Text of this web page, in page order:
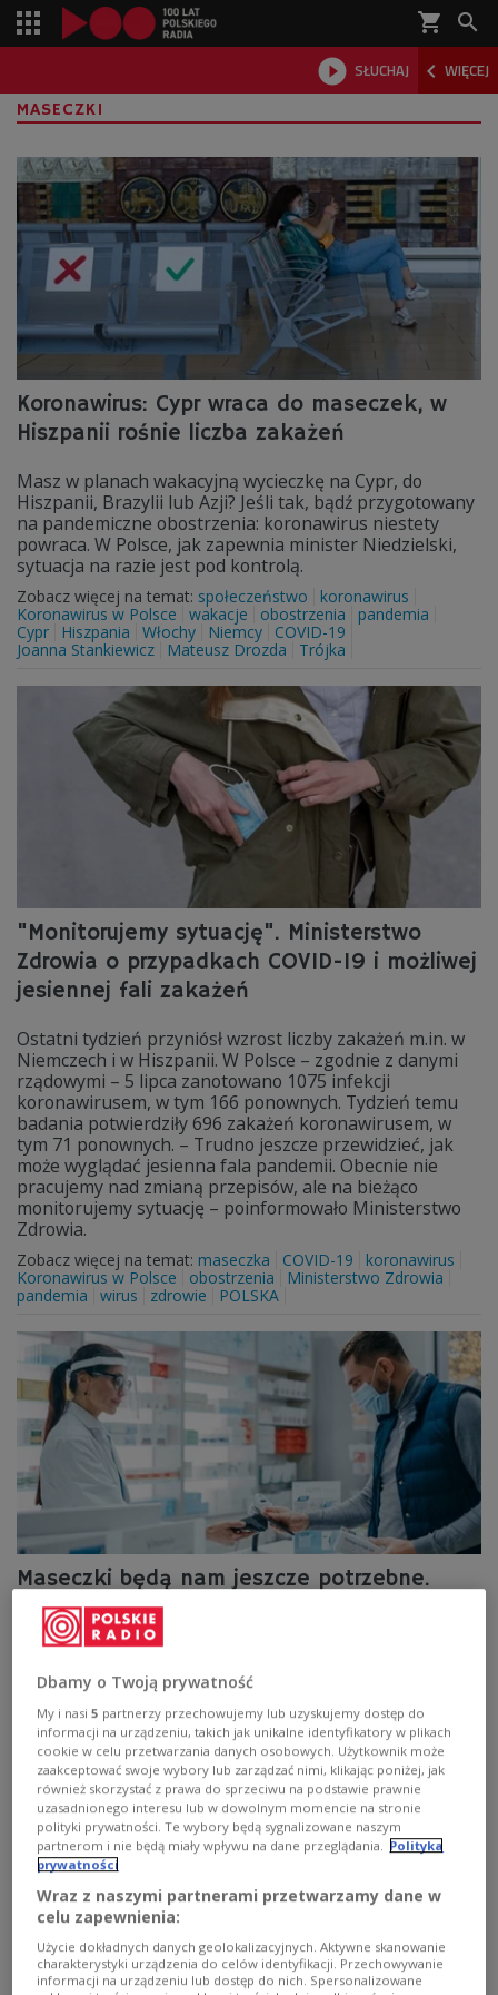
shopping_cart 
 SŁUCHAJ  WIĘCEJ

MASECZKI
Koronawirus: Cypr wraca do maseczek, w
Hiszpanii rośnie liczba zakażeń
Masz w planach wakacyjną wycieczkę na Cypr, do
Hiszpanii, Brazylii lub Azji? Jeśli tak, bądź przygotowany
na pandemiczne obostrzenia: koronawirus niestety
powraca. W Polsce, jak zapewnia minister Niedzielski,
sytuacja na razie jest pod kontrolą.
Zobacz więcej na temat: społeczeństwo
koronawirus
Koronawirus w Polsce
wakacje obostrzenia
pandemia
Cypr
Hiszpania Włochy Niemcy
COVID-19
Joanna Stankiewicz
Mateusz Drozda Trójka
"Monitorujemy sytuację". Ministerstwo
Zdrowia o przypadkach COVID-19 i możliwej
jesiennej fali zakażeń
Ostatni tydzień przyniósł wzrost liczby zakażeń m.in. w
Niemczech i w Hiszpanii. W Polsce – zgodnie z danymi
rządowymi – 5 lipca zanotowano 1075 infekcji
koronawirusem, w tym 166 ponownych. Tydzień temu
badania potwierdziły 696 zakażeń koronawirusem, w
tym 71 ponownych. – Trudno jeszcze przewidzieć, jak
może wyglądać jesienna fala pandemii. Obecnie nie
pracujemy nad zmianą przepisów, ale na bieżąco
monitorujemy sytuację – poinformowało Ministerstwo
Zdrowia.
Zobacz więcej na temat: maseczka COVID-19
koronawirus
Koronawirus w Polsce
obostrzenia
Ministerstwo Zdrowia
pandemia
wirus zdrowie POLSKA
Maseczki będą nam jeszcze potrzebne.
Jest projekt nowego rozporządzenia
Na stronach Rządowego Centrum Legislacji
opublikowano projekt nowego rozporządzenia Rady
Ministrów w sprawie ustanowienia określonych
ograniczeń, nakazów i zakazów w związku z
wystąpieniem stanu epidemii.
Zobacz więcej na temat:POLSKA Koronawirus w Polsce
COVID-19
polityka
Dbamy o Twoją prywatność
My i nasi5 partnerzy przechowujemy lub uzyskujemy dostęp do
informacji na urządzeniu, takich jak unikalne identyfikatory w plikach
cookie w celu przetwarzania danych osobowych. Użytkownik może
zaakceptować swoje wybory lub zarządzać nimi, klikając poniżej, jak
również skorzystać z prawa do sprzeciwu na podstawie prawnie
uzasadnionego interesu lub w dowolnym momencie na stronie
polityki prywatności. Te wybory będą sygnalizowane naszym
partnerom i nie będą miały wpływu na dane przeglądania. Polityka
prywatności
Wraz z naszymi partnerami przetwarzamy dane w
celu zapewnienia:
Użycie dokładnych danych geolokalizacyjnych. Aktywne skanowanie
charakterystyki urządzenia do celów identyfikacji. Przechowywanie
informacji na urządzeniu lub dostęp do nich. Spersonalizowane